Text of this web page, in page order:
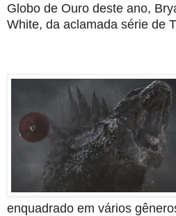
Globo de Ouro deste ano,
White, da aclamada série de
enquadrado em vários